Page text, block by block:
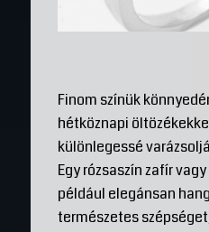
Finom színük
hétköznapi
különlegessé
Egy rózsaszín zafír
például elegánsan
természetes